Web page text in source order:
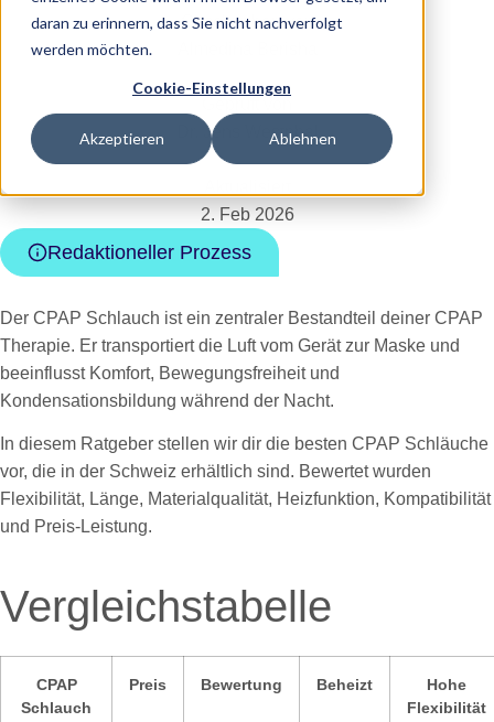
daran zu erinnern, dass Sie nicht nachverfolgt
werden möchten.
Cookie-Einstellungen
Akzeptieren Ablehnen
Geschrieben von
Dr. Jens Westphal
2. Feb 2026
Redaktioneller Prozess
Der CPAP Schlauch ist ein zentraler Bestandteil deiner CPAP
Therapie. Er transportiert die Luft vom Gerät zur Maske und
beeinflusst Komfort, Bewegungsfreiheit und
Kondensationsbildung während der Nacht.
In diesem Ratgeber stellen wir dir die besten CPAP Schläuche
vor, die in der Schweiz erhältlich sind. Bewertet wurden
Flexibilität, Länge, Materialqualität, Heizfunktion, Kompatibilität
und Preis-Leistung.
Vergleichstabelle
CPAP
Schlauch
Preis Bewertung Beheizt
Hohe
Flexibilität